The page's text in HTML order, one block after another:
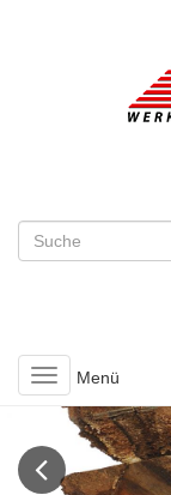
Toggle
navigation
Menü